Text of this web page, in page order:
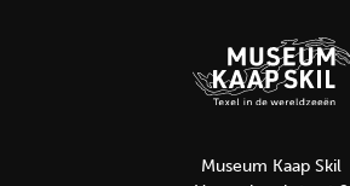
Museum Kaap Skil